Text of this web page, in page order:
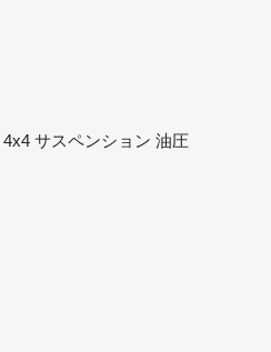
4x4 サスペンション 油圧